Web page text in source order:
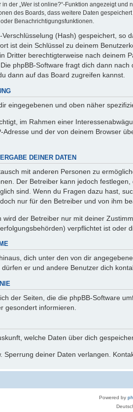
der „Wer ist online?“-Funktion angezeigt und
des Boards, dass weitere Daten
Benachrichtigungsfunktionen.
(Hash) gespeichert,
ist dein Schlüssel zu deinem
Dritter berechtigterweise nach deinem
phpBB-Software fragt dich dann
dann auf das Board zugreifen kannst.
eingegebenen und oben näher
im Rahmen einer
Adresse und der von deinem Browser
DEINER DATEN
mit anderen Personen zu
Der Betreiber kann jedoch
sind. Wenn du Fragen dazu hast,
nur für den Betreiber und von ihm
der Betreiber nur mit deiner
verpflichtet ist oder
dich unter den von dir
er und andere Benutzer dich
der Seiten, die die phpBB-Software
gesondert informieren.
welche Daten über dich
Sperrung deiner Daten verlangen.
Powered by